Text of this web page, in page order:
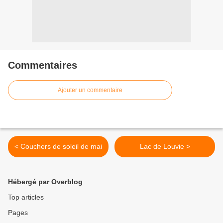
Commentaires
Ajouter un commentaire
< Couchers de soleil de mai Lac de Louvie >
Hébergé par Overblog
Top articles
Pages